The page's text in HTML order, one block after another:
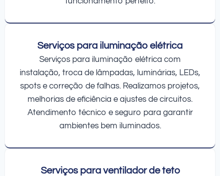
Serviços para iluminação elétrica
Serviços para iluminação elétrica com
instalação, troca de lâmpadas, luminárias, LEDs,
spots e correção de falhas. Realizamos projetos,
melhorias de eficiência e ajustes de circuitos.
Atendimento técnico e seguro para garantir
ambientes bem iluminados.
Serviços para ventilador de teto